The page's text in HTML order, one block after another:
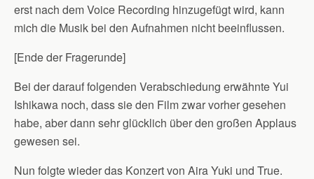
erst nach dem Voice Recording hinzugefügt wird, kann
mich die Musik bei den Aufnahmen nicht beeinflussen.
[Ende der Fragerunde]
Bei der darauf folgenden Verabschiedung erwähnte Yui
Ishikawa noch, dass sie den Film zwar vorher gesehen
habe, aber dann sehr glücklich über den großen Applaus
gewesen sei.
Nun folgte wieder das Konzert von Aira Yuki und True.